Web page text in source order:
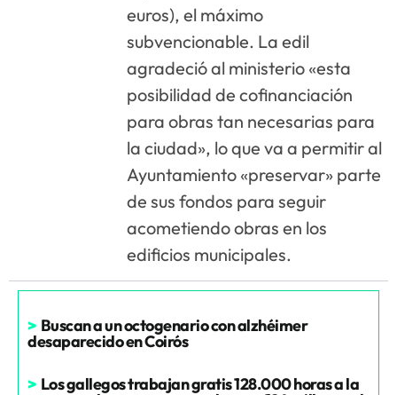
euros), el máximo
subvencionable. La edil
agradeció al ministerio «esta
posibilidad de cofinanciación
para obras tan necesarias para
la ciudad», lo que va a permitir al
Ayuntamiento «preservar» parte
de sus fondos para seguir
acometiendo obras en los
edificios municipales.
> Buscan a un octogenario con alzhéimer
desaparecido en Coirós
> Los gallegos trabajan gratis 128.000 horas a la